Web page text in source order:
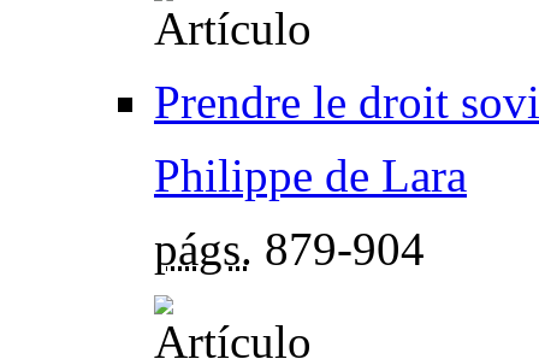
Prendre le droit
Philippe de Lara
págs. 879-904